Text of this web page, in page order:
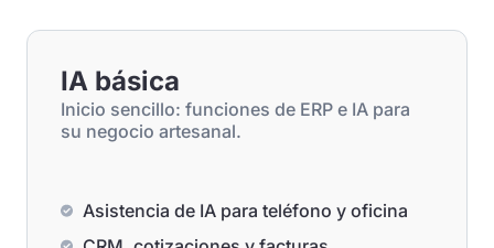
IA básica
Inicio sencillo: funciones de ERP e IA para
su negocio artesanal.
Asistencia de IA para teléfono y oficina